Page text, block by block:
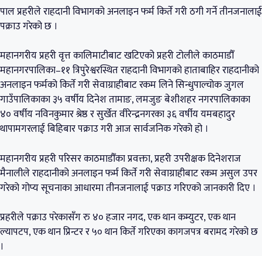
पाल प्रहरीले राहदानी विभागको अनलाइन फर्म किर्ते गरी ठगी गर्ने तीनजनालाई
पक्राउ गरेको छ ।
महानगरीय प्रहरी वृत्त कालिमाटीबाट खटिएको प्रहरी टोलीले काठमाडौँ
महानगरपालिका–११ त्रिपुरेश्वरस्थित राहदानी विभागको हाताबाहिर राहदानीको
अनलाइन फर्मको किर्ते गरी सेवाग्राहीबाट रकम लिने सिन्धुपाल्चोक जुगल
गाउँपालिकाका ३५ वर्षीय दिनेश तामाङ, लमजुङ बेशीशहर नगरपालिकाका
४० वर्षीय नविनकुमार श्रेष्ठ र सुर्खेत वीरेन्द्रनगरका ३६ वर्षीय यमबहादुर
थापामगरलाई बिहिबार पक्राउ गरी आज सार्वजनिक गरेको हो ।
महानगरीय प्रहरी परिसर काठमाडौँका प्रवक्ता, प्रहरी उपरीक्षक दिनेशराज
मैनालीले राहदानीको अनलाइन फर्म किर्ते गरी सेवाग्राहीबाट रकम असुल उपर
गरेको गोप्य सूचनाका आधारमा तीनजनालाई पक्राउ गरिएको जानकारी दिए ।
प्रहरीले पक्राउ परेकासँग रु ४० हजार नगद, एक थान कम्युटर, एक थान
ल्यापटप, एक थान प्रिन्टर र ५० थान किर्ते गरिएका कागजपत्र बरामद गरेको छ
।